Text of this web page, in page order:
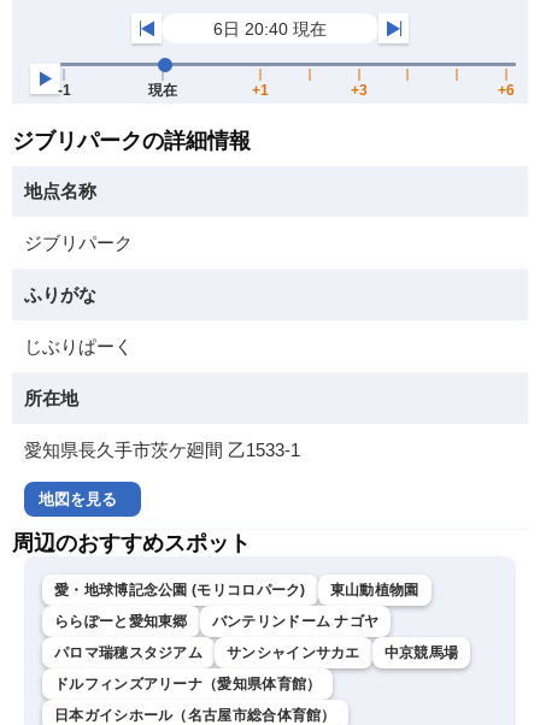
ジブリパークの詳細情報
地点名称
ジブリパーク
ふりがな
じぶりぱーく
所在地
愛知県長久手市茨ケ廻間 乙1533-1
地図を見る
周辺のおすすめスポット
愛・地球博記念公園 (モリコロパーク)
東山動植物園
ららぽーと愛知東郷
バンテリンドーム ナゴヤ
パロマ瑞穂スタジアム
サンシャインサカエ
中京競馬場
ドルフィンズアリーナ（愛知県体育館）
日本ガイシホール（名古屋市総合体育館）